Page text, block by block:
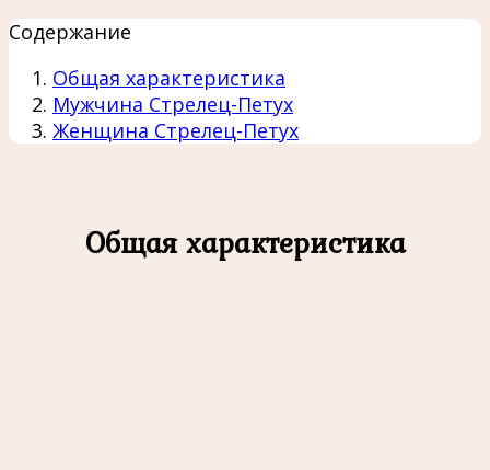
Содержание
Общая характеристика
Мужчина Стрелец-Петух
Женщина Стрелец-Петух
Общая характеристика